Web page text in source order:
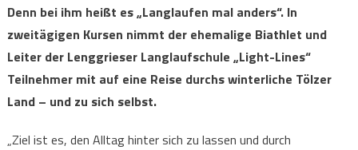
Denn bei ihm heißt es „Langlaufen mal anders“. In
zweitägigen Kursen nimmt der ehemalige Biathlet und
Leiter der Lenggrieser Langlaufschule „Light-Lines“
Teilnehmer mit auf eine Reise durchs winterliche Tölzer
Land – und zu sich selbst.
„Ziel ist es, den Alltag hinter sich zu lassen und durch